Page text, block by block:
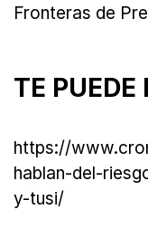
Fronteras de
TE PUEDE
https://
hablan-del-
y-tusi/